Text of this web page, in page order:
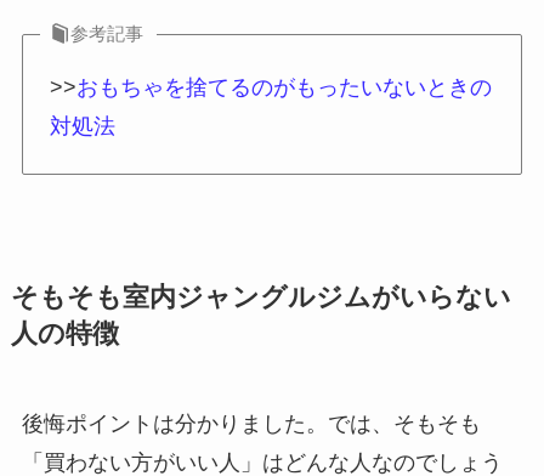
参考記事
>>おもちゃを捨てるのがもったいないときの
対処法
そもそも室内ジャングルジムがいらない
人の特徴
後悔ポイントは分かりました。では、そもそも
「買わない方がいい人」はどんな人なのでしょう